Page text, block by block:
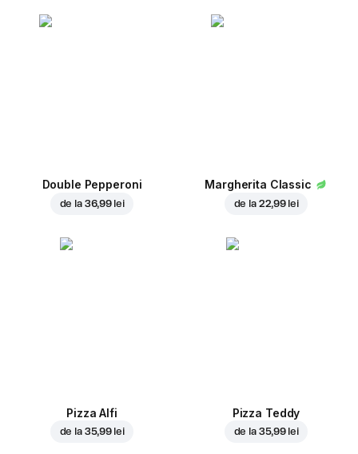
Double Pepperoni
de la 36,99 lei
Margherita Classic
de la 22,99 lei
Pizza Alfi
de la 35,99 lei
Pizza Teddy
de la 35,99 lei